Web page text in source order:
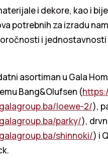
i dekore, kao i
potrebnih za izradu
i
asortiman u Gala
Bang&Olufsen (
loewe-2/),
parky/),
shinnoki/) i